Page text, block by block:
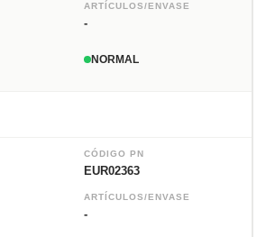
ARTÍCULOS/ENVASE
-
NORMAL
CÓDIGO PN
EUR02363
ARTÍCULOS/ENVASE
-